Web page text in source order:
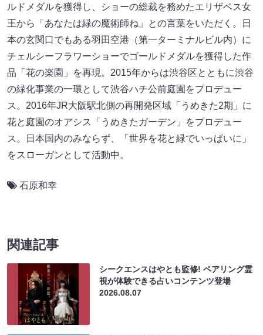
ルドメダルを獲得し、ショーの総裁を務めたエリザベス女
王から「あなたは緑の魔術師ね」との言葉をいただく。日
本の玄関口でもある羽田空港（第一ターミナルビル内）に
チェルシーフラワーショーでゴールドメダルを獲得した作
品「花の楽園」を再現。2015年からは渋谷区とともに渋谷
の緑化事業の一環として渋谷ハチ公前庭園をプロデュー
ス。2016年JR大阪駅北側の再開発区域「うめきた2期」に
花と庭園のオアシス「うめきたガーデン」をプロデュー
ス。日本国内のみならず、「世界を花と緑でいっぱいに」
をスローガンとして活動中。
石原和幸
関連記事
シークエンスはやとも監修! ペアリング霊
視が体験できる占いコンテンツ登場
2026.08.07